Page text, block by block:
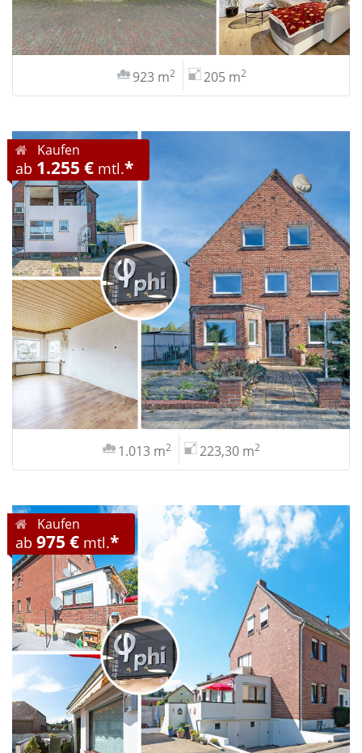
923 m2 205 m2
Kaufen
ab 1.255 € mtl.*
1.013 m2 223,30 m2
Kaufen
ab 975 € mtl.*